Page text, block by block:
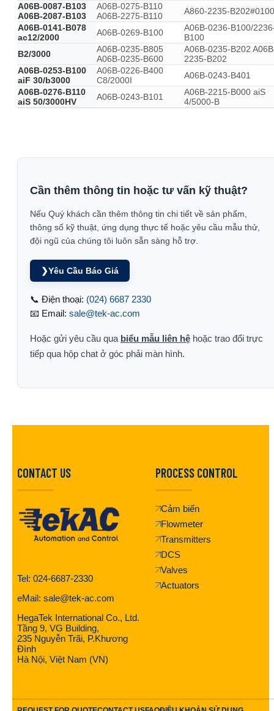
A06B-0087-B103
A06B-2087-B103
A06B-0275-B110
A06B-2275-B110
A860-2235-B202#0100
A06B-0141-B078
ac12/2000
A06B-0269-B100
A06B-0236-B100/
B100
B2/3000
A06B-0235-B805
A06B-0235-B600
A06B-0235-B202
2235-B202
A06B-0253-B100
aiF 30/b3000
A06B-0226-B400
C8/2000I
A06B-0243-B401
A06B-0276-B110
aiS 50/3000HV
A06B-0243-B101
A06B-2215-B000 aiS
4/5000-B
Cần thêm thông tin hoặc tư vấn kỹ thuật?
Nếu Quý khách cần thêm thông tin chi tiết về sản phẩm,
thông số kỹ thuật, ứng dụng thực tế hoặc yêu cầu mẫu thử,
đội ngũ của chúng tôi luôn sẵn sàng hỗ trợ.
❯Yêu Cầu Báo Giá
📞 Điện thoại: (024) 6687 2330
📧 Email: sale@tek-ac.com
Hoặc gửi yêu cầu qua biểu mẫu liên hệ hoặc trao đổi trực
tiếp qua hộp chat ở góc phải màn hình.
CONTACT US
Tel: 024-6687-2330
eMail: sale@tek-ac.com
HegaTek International Co., Ltd.
Tầng 9, VG Building,
235 Nguyễn Trãi, P.Khương
Đình
Hà Nội, Việt Nam (VN)
PROCESS CONTROL
Cảm biến
Flowmeter
Transmitters
DCS
Valves
Actuators